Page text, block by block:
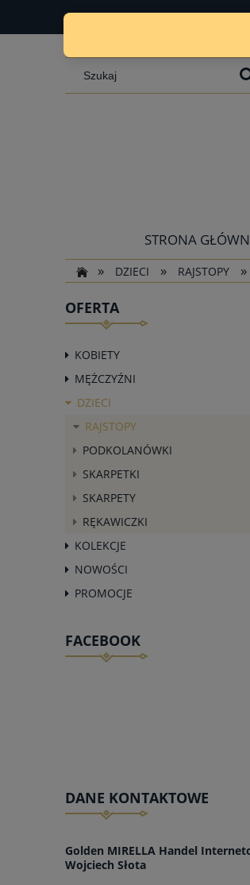
STRONA
» DZIECI » RAJSTOPY »
OFERTA
KOBIETY
MĘŻCZYŹNI
DZIECI
RAJSTOPY
PODKOLANÓWKI
SKARPETKI
SKARPETY
RĘKAWICZKI
KOLEKCJE
NOWOŚCI
PROMOCJE
FACEBOOK
DANE KONTAKTOWE
Golden MIRELLA Handel
Wojciech Słota